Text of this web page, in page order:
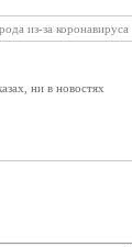
из-за коронавируса
ни в новостях